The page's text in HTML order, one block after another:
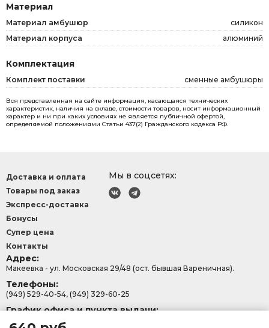
Материал
Материал амбушюр
силикон
Материал корпуса
алюминий
Комплектация
Комплект поставки сменные амбушюры
Вся представленная на сайте информация, касающаяся технических
характеристик, наличия на складе, стоимости товаров, носит информационный
характер и ни при каких условиях не является публичной офертой,
определяемой положениями Статьи 437(2) Гражданского кодекса РФ.
Мы в соцсетях:
Доставка и оплата
Товары под заказ
Экспресс-доставка
Бонусы
Супер цена
Контакты
Адрес:
Макеевка - ул. Московская 29/48 (ост. бывшая Вареничная).
Телефоны:
(949) 529-40-54, (949) 329-60-25
График офиса и пункта выдачи: